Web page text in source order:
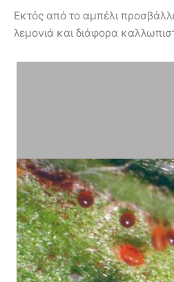
Εκτός από το αμπέλι
λεμονιά και διάφορα